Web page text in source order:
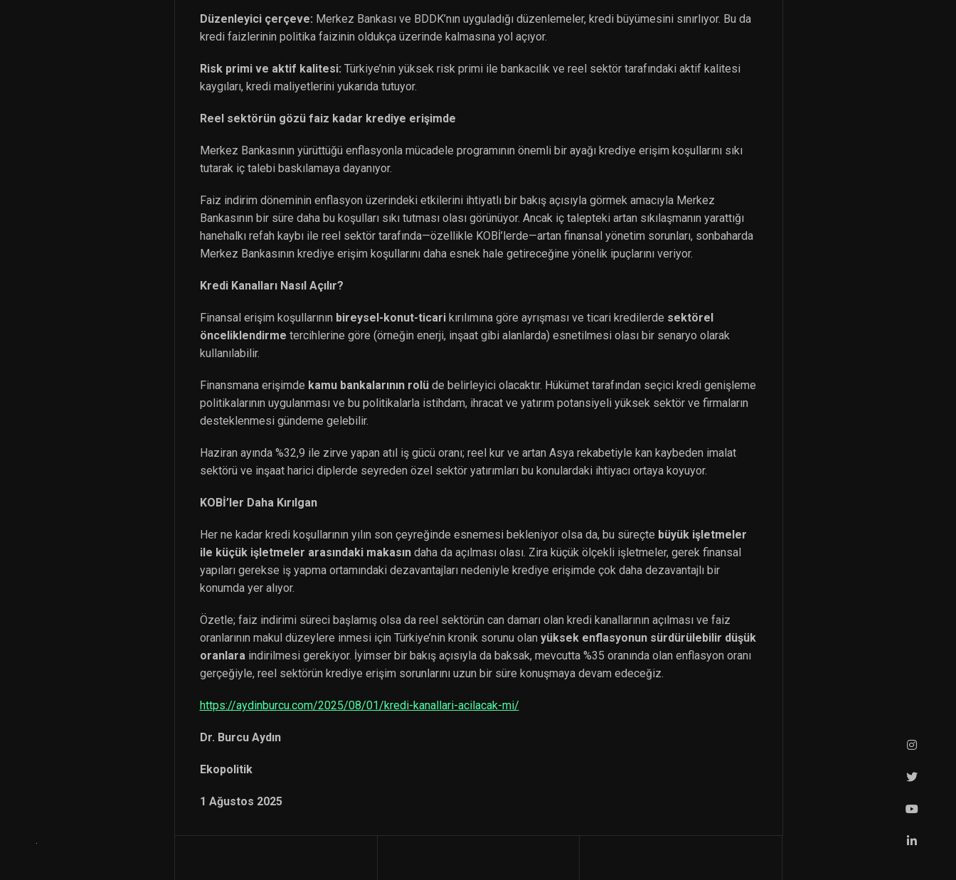
Düzenleyici çerçeve: Merkez Bankası ve BDDK’nın uyguladığı düzenlemeler, kredi büyümesini sınırlıyor. Bu da
kredi faizlerinin politika faizinin oldukça üzerinde kalmasına yol açıyor.
Risk primi ve aktif kalitesi: Türkiye’nin yüksek risk primi ile bankacılık ve reel sektör tarafındaki aktif kalitesi
kaygıları, kredi maliyetlerini yukarıda tutuyor.
Reel sektörün gözü faiz kadar krediye erişimde
Merkez Bankasının yürüttüğü enflasyonla mücadele programının önemli bir ayağı krediye erişim koşullarını sıkı
tutarak iç talebi baskılamaya dayanıyor.
Faiz indirim döneminin enflasyon üzerindeki etkilerini ihtiyatlı bir bakış açısıyla görmek amacıyla Merkez
Bankasının bir süre daha bu koşulları sıkı tutması olası görünüyor. Ancak iç talepteki artan sıkılaşmanın yarattığı
hanehalkı refah kaybı ile reel sektör tarafında—özellikle KOBİ’lerde—artan finansal yönetim sorunları, sonbaharda
Merkez Bankasının krediye erişim koşullarını daha esnek hale getireceğine yönelik ipuçlarını veriyor.
Kredi Kanalları Nasıl Açılır?
Finansal erişim koşullarının bireysel-konut-ticarikırılımına göre ayrışması ve ticari kredilerde sektörel
önceliklendirme tercihlerine göre (örneğin enerji, inşaat gibi alanlarda) esnetilmesi olası bir senaryo olarak
kullanılabilir.
Finansmana erişimde kamu bankalarının rolüde belirleyici olacaktır. Hükümet tarafından seçici kredi genişleme
politikalarının uygulanması ve bu politikalarla istihdam, ihracat ve yatırım potansiyeli yüksek sektör ve firmaların
desteklenmesi gündeme gelebilir.
Haziran ayında %32,9 ile zirve yapan atıl iş gücü oranı; reel kur ve artan Asya rekabetiyle kan kaybeden imalat
sektörü ve inşaat harici diplerde seyreden özel sektör yatırımları bu konulardaki ihtiyacı ortaya koyuyor.
KOBİ’ler Daha Kırılgan
Her ne kadar kredi koşullarının yılın son çeyreğinde esnemesi bekleniyor olsa da, bu süreçte büyük işletmeler
ile küçük işletmeler arasındaki makasındaha da açılması olası. Zira küçük ölçekli işletmeler, gerek finansal
yapıları gerekse iş yapma ortamındaki dezavantajları nedeniyle krediye erişimde çok daha dezavantajlı bir
konumda yer alıyor.
Özetle; faiz indirimi süreci başlamış olsa da reel sektörün can damarı olan kredi kanallarının açılması ve faiz
oranlarının makul düzeylere inmesi için Türkiye’nin kronik sorunu olan yüksek enflasyonun sürdürülebilir düşük
oranlara indirilmesi gerekiyor. İyimser bir bakış açısıyla da baksak, mevcutta %35 oranında olan enflasyon oranı
gerçeğiyle, reel sektörün krediye erişim sorunlarını uzun bir süre konuşmaya devam edeceğiz.
https://aydinburcu.com/2025/08/01/kredi-kanallari-acilacak-mi/
Dr. Burcu Aydın
Ekopolitik
1 Ağustos 2025